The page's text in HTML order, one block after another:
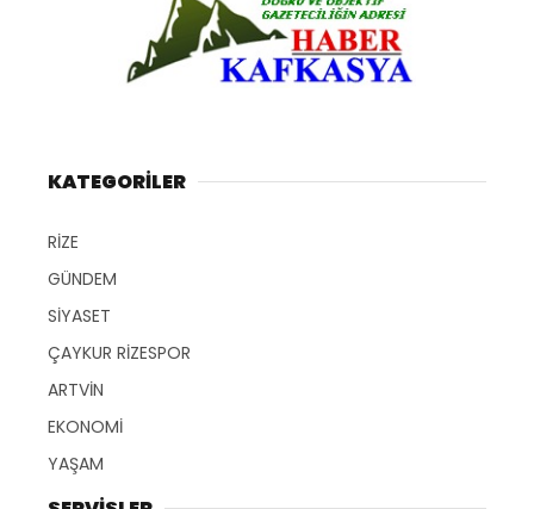
KATEGORİLER
RİZE
GÜNDEM
SİYASET
ÇAYKUR RİZESPOR
ARTVİN
EKONOMİ
YAŞAM